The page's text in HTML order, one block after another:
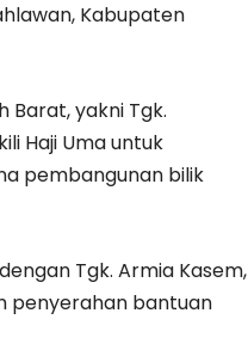
Kabupaten
Barat, yakni Tgk.
Haji Uma untuk
pembangunan bilik
Tgk. Armia Kasem,
penyerahan bantuan